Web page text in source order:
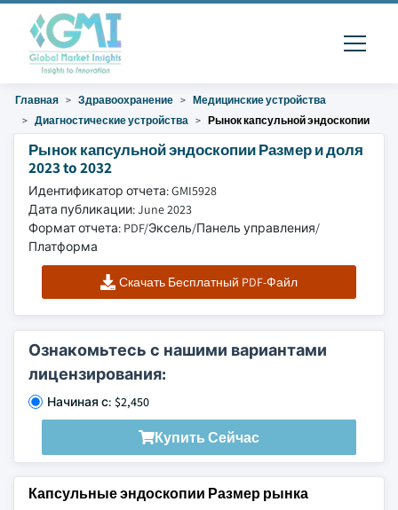
Главная Здравоохранение
Медицинские устройства
Диагностические устройства
Рынок капсульной эндоскопии
Рынок капсульной эндоскопии Размер и доля
2023 to 2032
Идентификатор отчета: GMI5928
Дата публикации: June 2023
Формат отчета: PDF/Эксель/Панель управления/
Платформа
Скачать Бесплатный PDF-Файл
Ознакомьтесь с нашими вариантами
лицензирования:
Начиная с: $2,450
Купить Сейчас
Капсульные эндоскопии Размер рынка